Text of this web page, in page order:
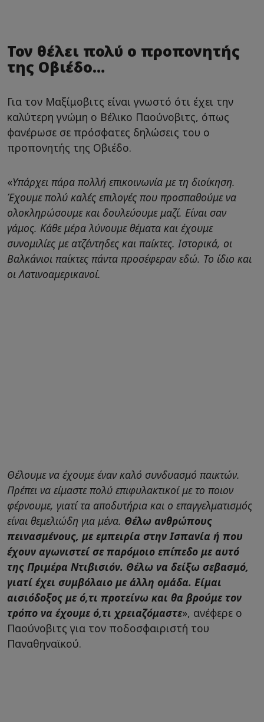
Τον θέλει πολύ ο προπονητής
της Οβιέδο…
Για τον Μαξίμοβιτς είναι γνωστό ότι έχει την
καλύτερη γνώμη ο Βέλικο Παούνοβιτς, όπως
φανέρωσε σε πρόσφατες δηλώσεις του ο
προπονητής της Οβιέδο.
«Υπάρχει πάρα πολλή επικοινωνία με τη διοίκηση.
Έχουμε πολύ καλές επιλογές που προσπαθούμε να
ολοκληρώσουμε και δουλεύουμε μαζί. Είναι σαν
γάμος. Κάθε μέρα λύνουμε θέματα και έχουμε
συνομιλίες με ατζέντηδες και παίκτες. Ιστορικά, οι
Βαλκάνιοι παίκτες πάντα προσέφεραν εδώ. Το ίδιο και
οι Λατινοαμερικανοί.
Θέλουμε να έχουμε έναν καλό συνδυασμό παικτών.
Πρέπει να είμαστε πολύ επιφυλακτικοί με το ποιον
φέρνουμε, γιατί τα αποδυτήρια και ο επαγγελματισμός
είναι θεμελιώδη για μένα. Θέλω ανθρώπους
πεινασμένους, με εμπειρία στην Ισπανία ή που
έχουν αγωνιστεί σε παρόμοιο επίπεδο με αυτό
της Πριμέρα Ντιβισιόν. Θέλω να δείξω σεβασμό,
γιατί έχει συμβόλαιο με άλλη ομάδα. Είμαι
αισιόδοξος με ό,τι προτείνω και θα βρούμε τον
τρόπο να έχουμε ό,τι χρειαζόμαστε», ανέφερε ο
Παούνοβιτς για τον ποδοσφαιριστή του
Παναθηναϊκού.